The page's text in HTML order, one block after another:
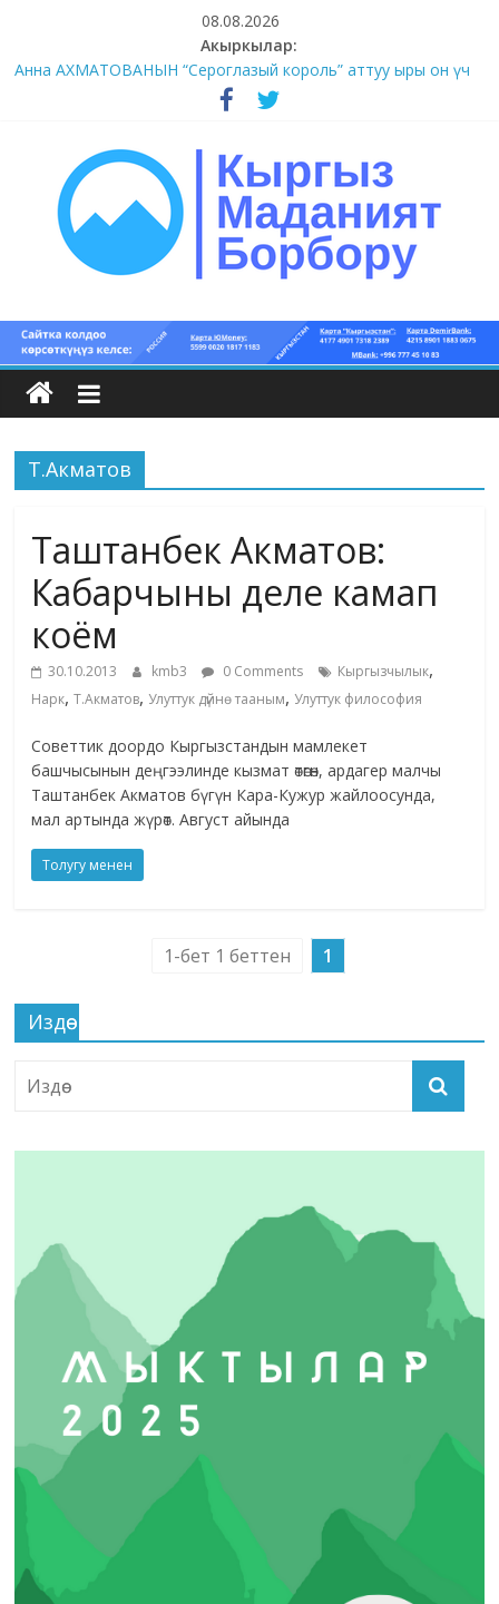
content
08.08.2026
Акыркылар:
Анна АХМАТОВАНЫН “Сероглазый король” аттуу ыры он үч
#5-8 (55 сөз сынагы)
#1-4 (55 сөз сынагы)
Кыргыз
маданият
борбору
Кыргыз
жана
адабияты
Т.Акматов
Таштанбек Акматов:
Кабарчыны деле камап
коём
30.10.2013 kmb3 0 Comments Кыргызчылык,
Нарк,Т.Акматов, Улуттук дүйнө тааным, Улуттук философия
Советтик доордо Кыргызстандын мамлекет
башчысынын деңгээлинде кызмат өтөгөн, ардагер малчы
Таштанбек Акматов бүгүн Кара-Кужур жайлоосунда,
мал артында жүрөт. Август айында
Толугу менен
1-бет 1 беттен 1
Издөө